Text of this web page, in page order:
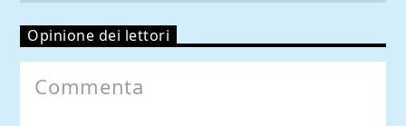
Opinione dei lettori
Commenta